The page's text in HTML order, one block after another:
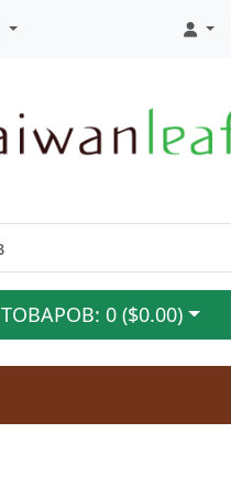
ТОВАРОВ: 0 ($0.00)